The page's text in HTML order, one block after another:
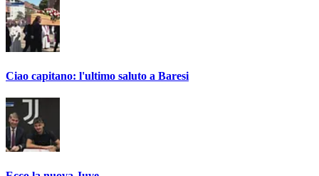
Ciao capitano: l'ultimo saluto a Baresi